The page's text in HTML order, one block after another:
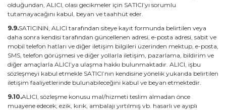
olduğundan, ALICI, olası gecikmeler için SATICI’yı sorumlu
tutamayacağını kabul, beyan ve taahhüt eder.
9.9.SATICININ, ALICI tarafından siteye kayıt formunda belirtilen veya
daha sonra kendisi tarafından güncellenen adresi, e-posta adresi, sabit ve
mobil telefon hatları ve diğer iletişim bilgileri üzerinden mektup, e-posta,
SMS, telefon görüşmesi ve diğer yollarla iletişim, pazarlama, bildirim ve
diğer amaçlarla ALICI’ya ulaşma hakkı bulunmaktadır. ALICI, işbu
sözleşmeyi kabul etmekle SATICI’nın kendisine yönelik yukarıda belirtilen
iletişim faaliyetlerinde bulunabileceğini kabul ve beyan etmektedir.
9.10.ALICI, sözleşme konusu mal/hizmeti teslim almadan önce
muayene edecek; ezik, kırık, ambalajı yırtılmış vb. hasarlı ve ayıplı